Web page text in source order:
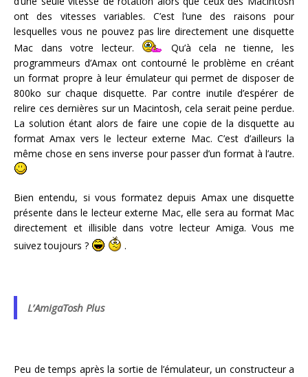
ont des vitesses variables. C’est l’une des raisons pour
lesquelles vous ne pouvez pas lire directement une disquette
Mac dans votre lecteur.
Qu’à cela ne tienne, les
programmeurs d’Amax ont contourné le problème en créant
un format propre à leur émulateur qui permet de disposer de
800ko sur chaque disquette. Par contre inutile d’espérer de
relire ces dernières sur un Macintosh, cela serait peine perdue.
La solution étant alors de faire une copie de la disquette au
format Amax vers le lecteur externe Mac. C’est d’ailleurs la
même chose en sens inverse pour passer d’un format à l’autre.
Bien entendu, si vous formatez depuis Amax une disquette
présente dans le lecteur externe Mac, elle sera au format Mac
directement et illisible dans votre lecteur Amiga. Vous me
suivez toujours ?
.
L’AmigaTosh Plus
Peu de temps après la sortie de l’émulateur, un constructeur a